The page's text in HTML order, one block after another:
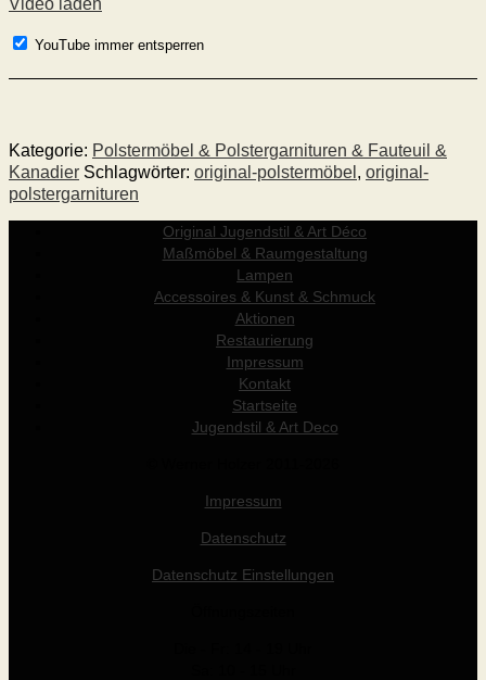
Video laden
YouTube immer entsperren
Kategorie: Polstermöbel & Polstergarnituren & Fauteuil &
Kanadier Schlagwörter: original-polstermöbel , original-
polstergarnituren
Original Jugendstil & Art Déco
Maßmöbel & Raumgestaltung
Lampen
Accessoires & Kunst & Schmuck
Aktionen
Restaurierung
Impressum
Kontakt
Startseite
Jugendstil & Art Deco
Impressum
Datenschutz
Datenschutz Einstellungen